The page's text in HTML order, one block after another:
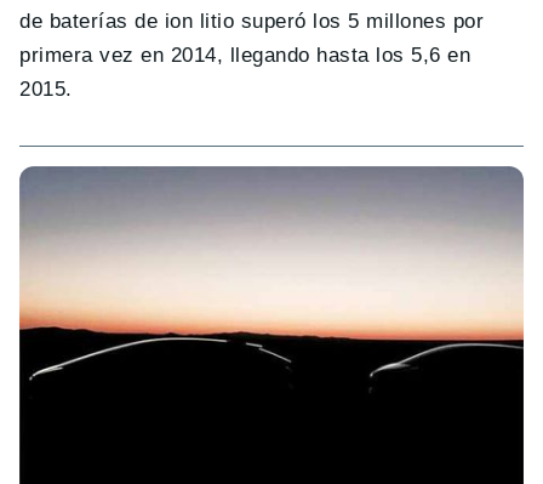
de baterías de ion litio superó los 5 millones por
primera vez en 2014, llegando hasta los 5,6 en
2015.